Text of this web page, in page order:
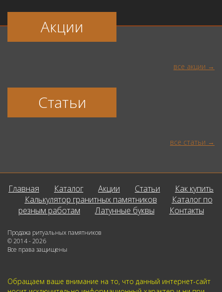
Акции
все акции
Статьи
все статьи
Главная Каталог Акции Статьи
Как купить
Калькулятор гранитных памятников
Каталог по
резным работам
Латунные буквы Контакты
Продажа ритуальных памятников
© 2014 - 2026
Все права защищены
Обращаем ваше внимание на то, что данный интернет-сайт